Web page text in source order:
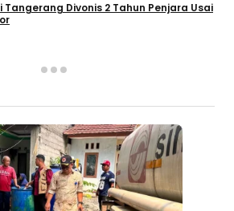
Divonis 2 Tahun Penjara Usai